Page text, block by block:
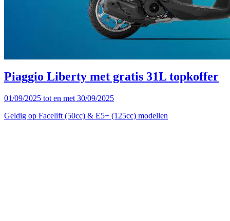
Piaggio Liberty met gratis 31L topkoffer
01/09/2025 tot en met 30/09/2025
Geldig op Facelift (50cc) & E5+ (125cc) modellen